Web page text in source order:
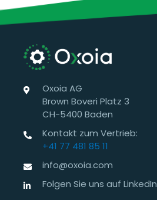
Oxoia AG
Brown Boveri Platz 3
CH-5400 Baden
Kontakt zum Vertrieb:
+41 77 481 85 11
info@oxoia.com
Folgen Sie uns auf LinkedIn